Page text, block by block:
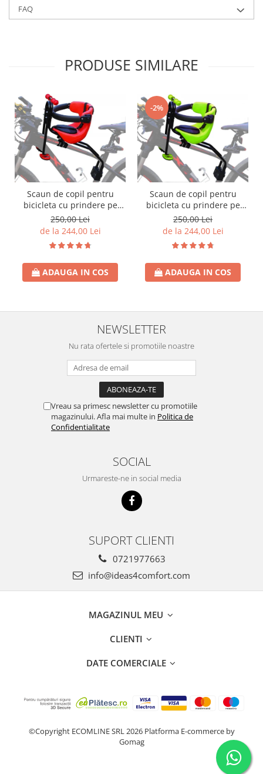
FAQ
PRODUSE SIMILARE
Scaun de copil pentru
bicicleta cu prindere pe
bara orizontala din fata,
centuri de siguranta,
sarcina maxima 20 kg,
suport picioare
250,00 Lei
de la 244,00 Lei
ADAUGA IN COS
-2%
Scaun de copil pentru
bicicleta cu prindere pe
bara orizontala din fata,
centuri de siguranta,
sarcina maxima 20 kg,
suport picioare
250,00 Lei
de la 244,00 Lei
ADAUGA IN COS
NEWSLETTER
Nu rata ofertele si promotiile noastre
Vreau sa primesc newsletter cu promotiile
magazinului. Afla mai multe in Politica de
Confidentialitate
SOCIAL
Urmareste-ne in social media
SUPORT CLIENTI
0721977663
info@ideas4comfort.com
MAGAZINUL MEU
CLIENTI
DATE COMERCIALE
©Copyright ECOMLINE SRL 2026 Platforma E-commerce by
Gomag